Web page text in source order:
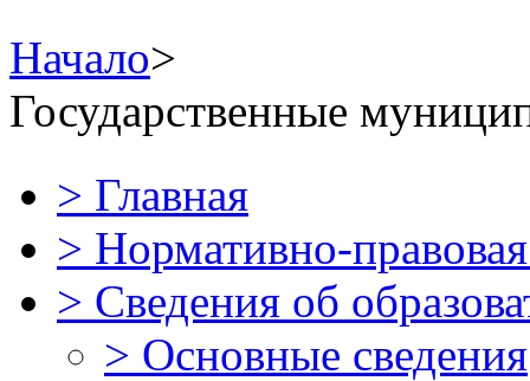
Начало>
Государственные
> Главная
> Нормативно-
> Сведения об
> Основные сведения